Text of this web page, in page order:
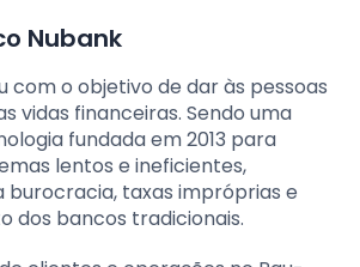
Nubank
com o objetivo de dar às pessoas
vidas financeiras. Sendo uma
fundada em 2013 para
lentos e ineficientes,
taxas impróprias e
dos bancos tradicionais.